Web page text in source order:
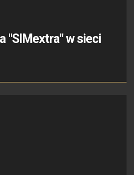
"SIMextra" w sieci